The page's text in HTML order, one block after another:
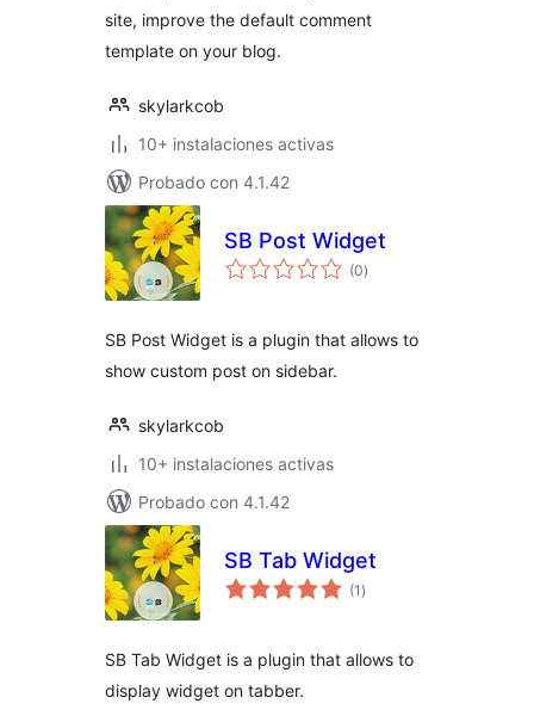
site, improve the default comment
template on your blog.
skylarkcob
10+ instalaciones activas
Probado con 4.1.42
SB Post Widget
(0total
de
)
SB Post Widget is a plugin that allows to
show custom post on sidebar.
skylarkcob
10+ instalaciones activas
Probado con 4.1.42
SB Tab Widget
(1 total
de
)
SB Tab Widget is a plugin that allows to
display widget on tabber.